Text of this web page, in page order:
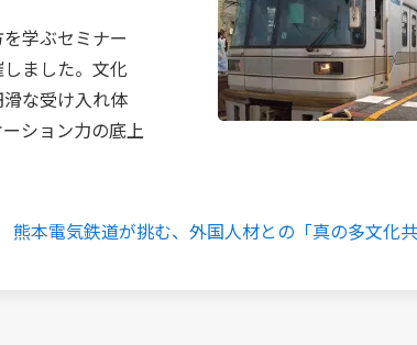
学ぶセミナー
ました。文化
な受け入れ体
ション力の底上
熊本電気鉄道が挑む、外国人材との「真の多文化